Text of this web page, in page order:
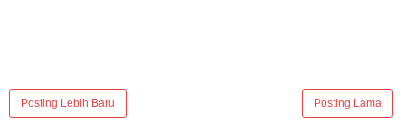
Posting Lebih Baru Posting Lama